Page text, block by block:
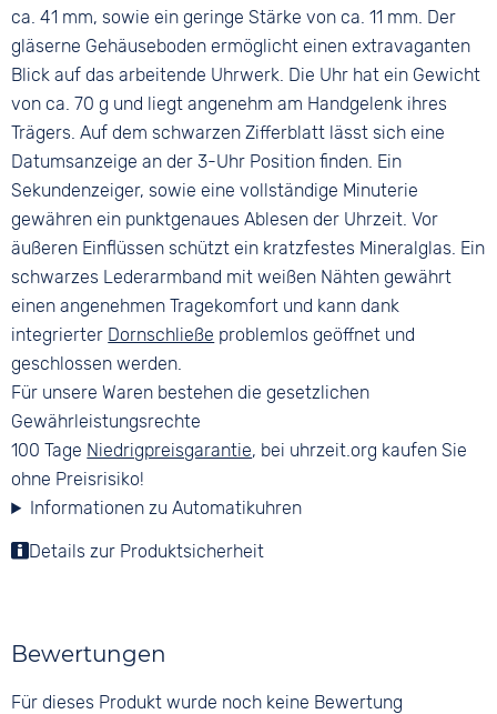
ca. 41 mm, sowie ein geringe Stärke von ca. 11 mm. Der
gläserne Gehäuseboden ermöglicht einen extravaganten
Blick auf das arbeitende Uhrwerk. Die Uhr hat ein Gewicht
von ca. 70 g und liegt angenehm am Handgelenk ihres
Trägers. Auf dem schwarzen Zifferblatt lässt sich eine
Datumsanzeige an der 3-Uhr Position finden. Ein
Sekundenzeiger, sowie eine vollständige Minuterie
gewähren ein punktgenaues Ablesen der Uhrzeit. Vor
äußeren Einflüssen schützt ein kratzfestes Mineralglas. Ein
schwarzes Lederarmband mit weißen Nähten gewährt
einen angenehmen Tragekomfort und kann dank
integrierter Dornschließe problemlos geöffnet und
geschlossen werden.
Für unsere Waren bestehen die gesetzlichen
Gewährleistungsrechte
100 Tage Niedrigpreisgarantie, bei uhrzeit.org kaufen Sie
ohne Preisrisiko!
Informationen zu Automatikuhren
Details zur Produktsicherheit
Bewertungen
Für dieses Produkt wurde noch keine Bewertung